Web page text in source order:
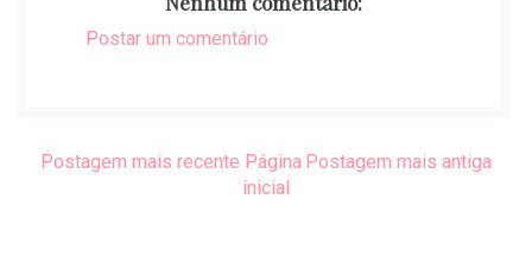
Postar um comentário
Postagem mais recente Postagem mais antiga
Página
inicial